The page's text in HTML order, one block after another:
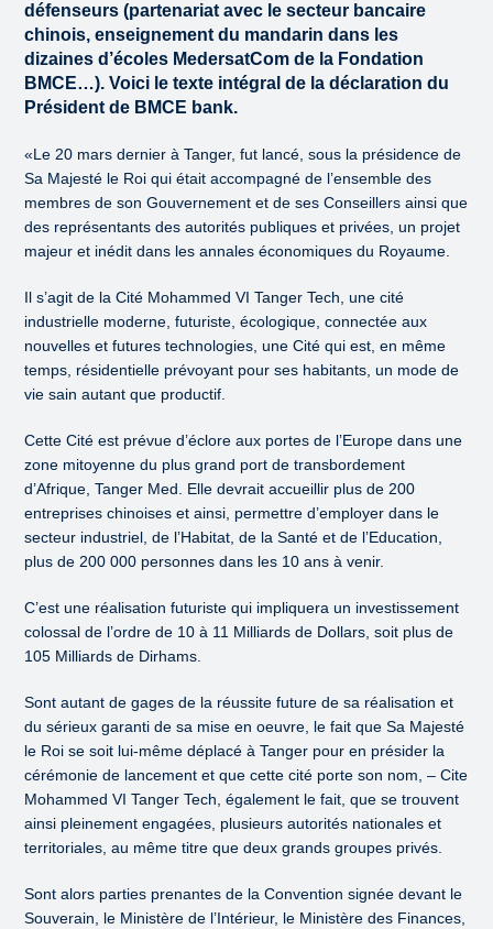
défenseurs (partenariat avec le secteur bancaire
chinois, enseignement du mandarin dans les
dizaines d’écoles MedersatCom de la Fondation
BMCE…). Voici le texte intégral de la déclaration du
Président de BMCE bank.
«Le 20 mars dernier à Tanger, fut lancé, sous la présidence de
Sa Majesté le Roi qui était accompagné de l’ensemble des
membres de son Gouvernement et de ses Conseillers ainsi que
des représentants des autorités publiques et privées, un projet
majeur et inédit dans les annales économiques du Royaume.
Il s’agit de la Cité Mohammed VI Tanger Tech, une cité
industrielle moderne, futuriste, écologique, connectée aux
nouvelles et futures technologies, une Cité qui est, en même
temps, résidentielle prévoyant pour ses habitants, un mode de
vie sain autant que productif.
Cette Cité est prévue d’éclore aux portes de l’Europe dans une
zone mitoyenne du plus grand port de transbordement
d’Afrique, Tanger Med. Elle devrait accueillir plus de 200
entreprises chinoises et ainsi, permettre d’employer dans le
secteur industriel, de l’Habitat, de la Santé et de l’Education,
plus de 200 000 personnes dans les 10 ans à venir.
C’est une réalisation futuriste qui impliquera un investissement
colossal de l’ordre de 10 à 11 Milliards de Dollars, soit plus de
105 Milliards de Dirhams.
Sont autant de gages de la réussite future de sa réalisation et
du sérieux garanti de sa mise en oeuvre, le fait que Sa Majesté
le Roi se soit lui-même déplacé à Tanger pour en présider la
cérémonie de lancement et que cette cité porte son nom, – Cite
Mohammed VI Tanger Tech, également le fait, que se trouvent
ainsi pleinement engagées, plusieurs autorités nationales et
territoriales, au même titre que deux grands groupes privés.
Sont alors parties prenantes de la Convention signée devant le
Souverain, le Ministère de l’Intérieur, le Ministère des Finances,